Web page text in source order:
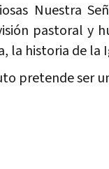
Nuestra
pastoral y
la historia de
pretende ser